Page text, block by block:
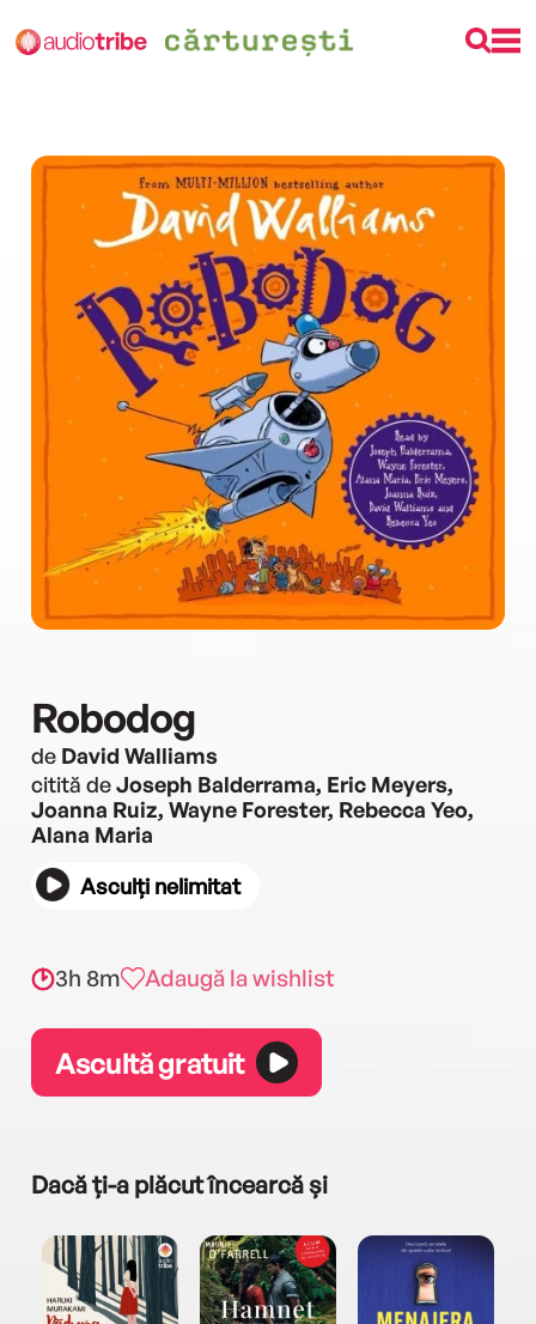
Robodog
de David Walliams
citită deJoseph Balderrama, Eric Meyers,
Joanna Ruiz, Wayne Forester, Rebecca Yeo,
Alana Maria
Asculți nelimitat
3h 8m Adaugă la wishlist
Ascultă gratuit
Dacă ți-a plăcut încearcă și